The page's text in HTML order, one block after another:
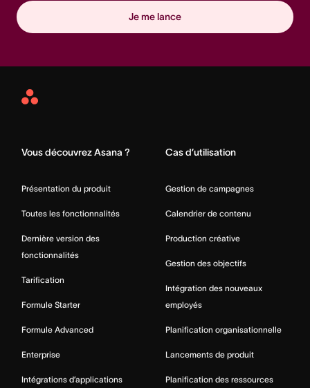
Je me lance
Asana
Vous découvrez Asana ?
Présentation du produit
Toutes les fonctionnalités
Dernière version des
fonctionnalités
Tarification
Formule Starter
Formule Advanced
Enterprise
Intégrations d’applications
Cas d’utilisation
Gestion de campagnes
Calendrier de contenu
Production créative
Gestion des objectifs
Intégration des nouveaux
employés
Planification organisationnelle
Lancements de produit
Planification des ressources